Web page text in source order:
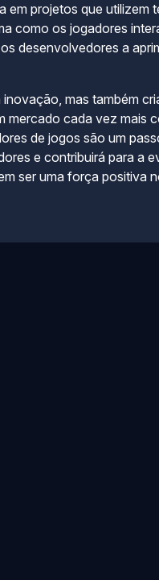
projetos que utilizem
como os jogadores
desenvolvedores a
mas também
mercado cada vez mais
de jogos são um
e contribuirá para a
ser uma força positiva